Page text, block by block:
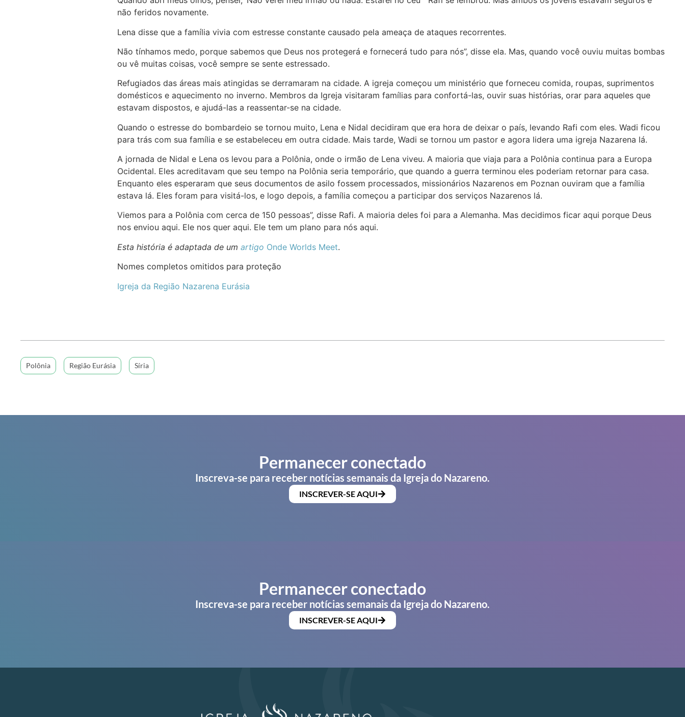
não feridos novamente.
Lena disse que a família vivia com estresse constante causado pela ameaça de ataques recorrentes.
Não tínhamos medo, porque sabemos que Deus nos protegerá e fornecerá tudo para nós”, disse ela. Mas, quando você ouviu muitas bombas
ou vê muitas coisas, você sempre se sente estressado.
Refugiados das áreas mais atingidas se derramaram na cidade. A igreja começou um ministério que forneceu comida, roupas, suprimentos
domésticos e aquecimento no inverno. Membros da Igreja visitaram famílias para confortá-las, ouvir suas histórias, orar para aqueles que
estavam dispostos, e ajudá-las a reassentar-se na cidade.
Quando o estresse do bombardeio se tornou muito, Lena e Nidal decidiram que era hora de deixar o país, levando Rafi com eles. Wadi ficou
para trás com sua família e se estabeleceu em outra cidade. Mais tarde, Wadi se tornou um pastor e agora lidera uma igreja Nazarena lá.
A jornada de Nidal e Lena os levou para a Polônia, onde o irmão de Lena viveu. A maioria que viaja para a Polônia continua para a Europa
Ocidental. Eles acreditavam que seu tempo na Polônia seria temporário, que quando a guerra terminou eles poderiam retornar para casa.
Enquanto eles esperaram que seus documentos de asilo fossem processados, missionários Nazarenos em Poznan ouviram que a família
estava lá. Eles foram para visitá-los, e logo depois, a família começou a participar dos serviços Nazarenos lá.
Viemos para a Polônia com cerca de 150 pessoas”, disse Rafi. A maioria deles foi para a Alemanha. Mas decidimos ficar aqui porque Deus
nos enviou aqui. Ele nos quer aqui. Ele tem um plano para nós aqui.
Esta história é adaptada de um artigo Onde Worlds Meet.
Nomes completos omitidos para proteção
Igreja da Região Nazarena Eurásia
Polônia Região Eurásia Síria
Permanecer conectado
Inscreva-se para receber notícias semanais da Igreja do Nazareno.
INSCREVER-SE AQUI
Permanecer conectado
Inscreva-se para receber notícias semanais da Igreja do Nazareno.
INSCREVER-SE AQUI